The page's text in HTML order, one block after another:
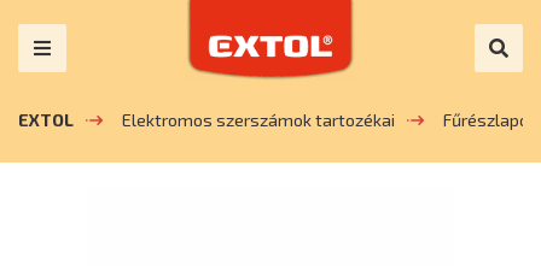
EXTOL Elektromos szerszámok tartozékai Fűrészlapok